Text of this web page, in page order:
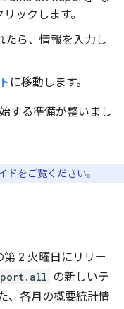
ックします。
たら、情報を入力し
に移動します。
する準備が整いまし
ドをご覧ください。
2 火曜日にリリー
の新しいテ
、各月の概要統計情